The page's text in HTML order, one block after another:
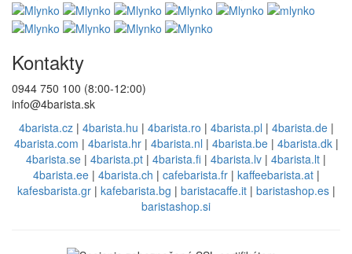
Kontakty
0944 750 100 (8:00-12:00)
info@4barista.sk
4barista.cz| 4barista.hu | 4barista.ro | 4barista.pl | 4barista.de|
4barista.com | 4barista.hr| 4barista.nl | 4barista.be| 4barista.dk|
4barista.se | 4barista.pt | 4barista.fi | 4barista.lv | 4barista.lt |
4barista.ee| 4barista.ch | cafebarista.fr| kaffeebarista.at|
kafesbarista.gr| kafebarista.bg | baristacaffe.it| baristashop.es|
baristashop.si